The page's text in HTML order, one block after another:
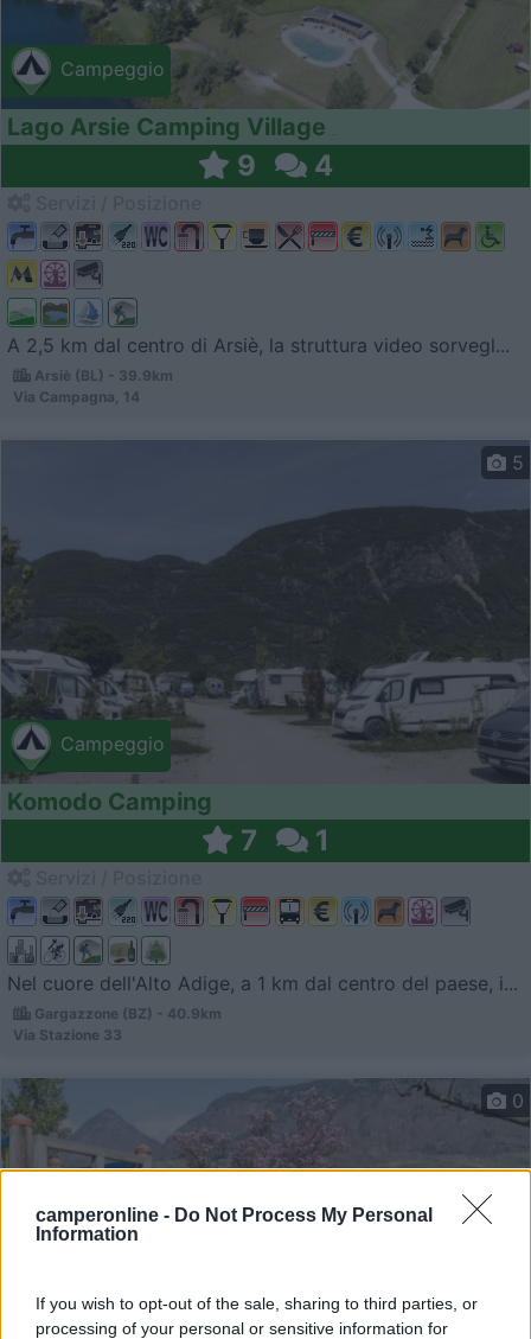
camperonline - Do Not Process My Personal
Information
If you wish to opt-out of the sale, sharing to third parties, or
processing of your personal or sensitive information for
Campeggio
Lago Arsie Camping Village
9 4
A 2,5 km dal centro di Arsiè, la struttura video sorvegl...
Arsiè (BL) - 39.9km
Via Campagna, 14
Campeggio
5
Komodo Camping
7 1
Nel cuore dell'Alto Adige, a 1 km dal centro del paese, i...
Gargazzone (BZ) - 40.9km
Via Stazione 33
0